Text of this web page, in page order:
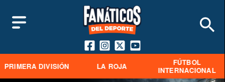
PRIMERA DIVISIÓN LA ROJA
FÚTBOL
INTERNACIONAL